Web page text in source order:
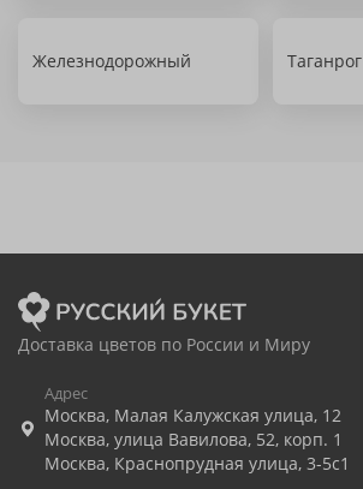
Железнодорожный Таганрог
Доставка цветов по России и Миру
Адрес
Москва, Малая Калужская улица, 12
Москва, улица Вавилова, 52, корп. 1
Москва, Краснопрудная улица, 3-5с1